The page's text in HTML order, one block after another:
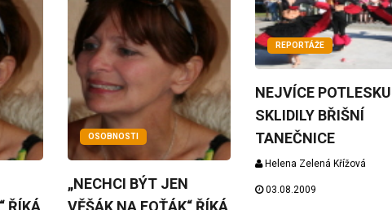
ŘÍKÁ
OSOBNOSTI
„NECHCI BÝT JEN
VĚŠÁK NA FOŤÁK“ ŘÍKÁ
REPORTÁŽE
NEJVÍCE POTLESKU
SKLIDILY BŘIŠNÍ
TANEČNICE
Helena Zelená Křížová
03.08.2009